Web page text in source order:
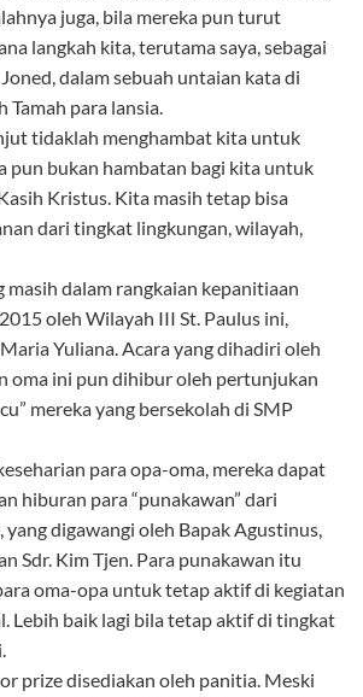
juga, bila mereka pun turut
langkah kita, terutama saya, sebagai
Joned, dalam sebuah untaian kata di
Tamah para lansia.
tidaklah menghambat kita untuk
pun bukan hambatan bagi kita untuk
Kristus. Kita masih tetap bisa
dari tingkat lingkungan, wilayah,
masih dalam rangkaian kepanitiaan
oleh Wilayah III St. Paulus ini,
Yuliana. Acara yang dihadiri oleh
oma ini pun dihibur oleh pertunjukan
mereka yang bersekolah di SMP
para opa-oma, mereka dapat
hiburan para “punakawan” dari
digawangi oleh Bapak Agustinus,
Sdr. Kim Tjen. Para punakawan itu
oma-opa untuk tetap aktif di kegiatan
Lebih baik lagi bila tetap aktif di tingkat
prize disediakan oleh panitia. Meski